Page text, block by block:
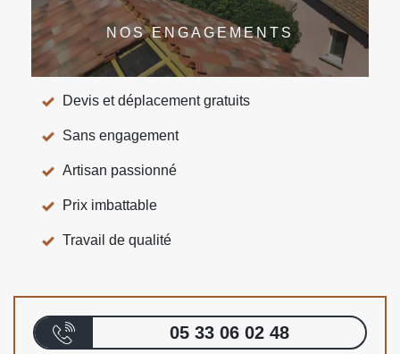
NOS ENGAGEMENTS
Devis et déplacement gratuits
Sans engagement
Artisan passionné
Prix imbattable
Travail de qualité
05 33 06 02 48